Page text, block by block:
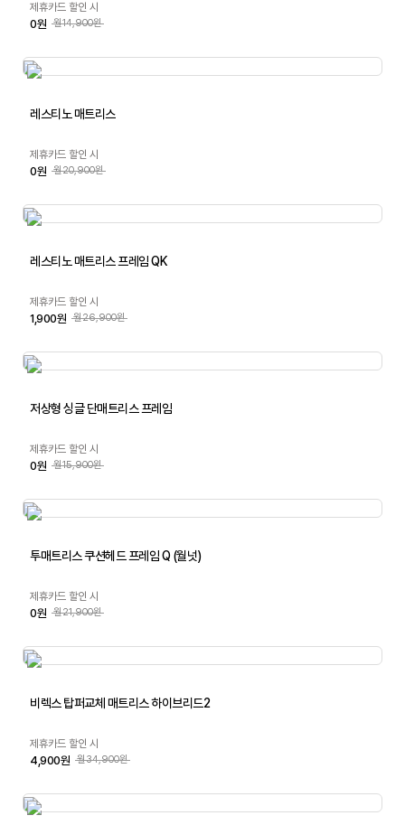
제휴카드 할인 시
0원 월14,900원
레스티노 매트리스
제휴카드 할인 시
0원 월20,900원
레스티노 매트리스 프레임 QK
제휴카드 할인 시
1,900원 월26,900원
저상형 싱글 단매트리스 프레임
제휴카드 할인 시
0원 월15,900원
투매트리스 쿠션헤드 프레임 Q (월넛)
제휴카드 할인 시
0원 월21,900원
비렉스 탑퍼교체 매트리스 하이브리드2
제휴카드 할인 시
4,900원 월34,900원